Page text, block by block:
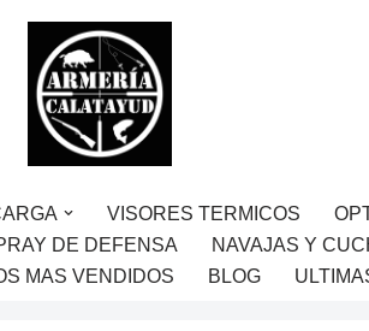
VISORES TERMICOS
DE DEFENSA
NAVAJAS Y
MAS VENDIDOS BLOG